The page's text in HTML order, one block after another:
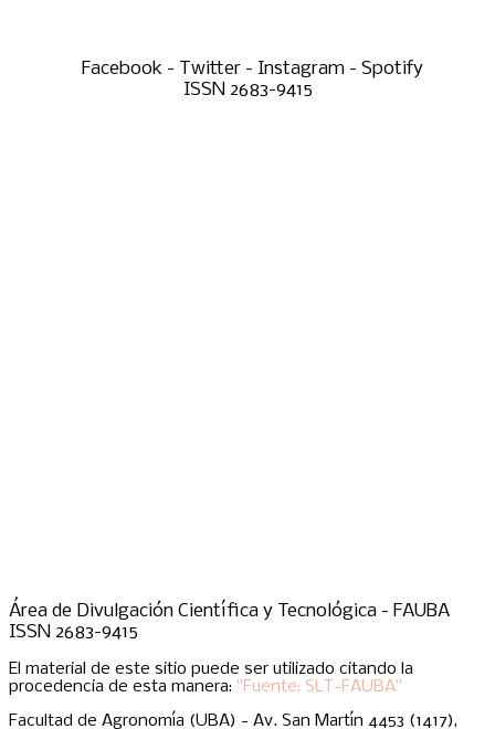
Facebook - Twitter - Instagram - Spotify
ISSN 2683-9415
Área de Divulgación Científica y Tecnológica - FAUBA
ISSN 2683-9415
El material de este sitio puede ser utilizado citando la
procedencia de esta manera: "Fuente: SLT-FAUBA"
Facultad de Agronomía (UBA) - Av. San Martín 4453 (1417),